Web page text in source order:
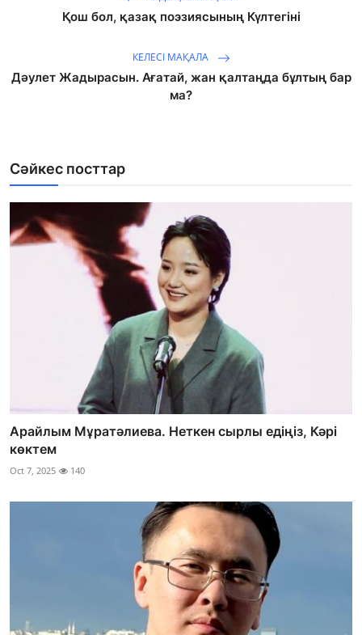
Қош бол, қазақ поэзиясының Күлтегіні
КЕЛЕСІ МАҚАЛА
Дәулет Жадырасын. Ағатай, жан қалтаңда бұлтың бар
ма?
Сәйкес посттар
Арайлым Мұратәлиева. Неткен сырлы едіңіз, Кәрі
көктем
Oct 7, 2025 140